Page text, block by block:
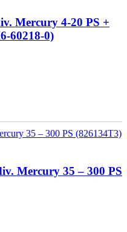
Mercury 4-20 PS +
60218-0)
Mercury 35 – 300 PS